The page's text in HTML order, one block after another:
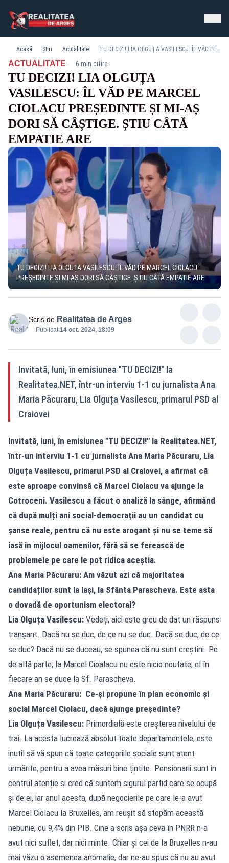
Acasă Știri Actualitate TU DECIZI! LIA OLGUȚA VASILESCU: ÎL VĂD PE MARCEL CIOLACU PREȘEDINTE ȘI MI-AȘ DORI SĂ CÂȘTIGE. ȘTIU CÂTĂ EMPATIE ARE
ACTUALITATE· 6 min citire
TU DECIZI! LIA OLGUȚA
VASILESCU: ÎL VĂD PE MARCEL
CIOLACU PREȘEDINTE ȘI MI-AȘ
DORI SĂ CÂȘTIGE. ȘTIU CÂTĂ
EMPATIE ARE
TU DECIZI! LIA OLGUȚA VASILESCU: ÎL VĂD PE MARCEL CIOLACU
PREȘEDINTE ȘI MI-AȘ DORI SĂ CÂȘTIGE. ȘTIU CÂTĂ EMPATIE ARE
Scris de Realitatea de Arges
Publicat:14 oct. 2024, 18:09
Invitată, luni, în emisiunea "TU DECIZI!" la
Realitatea.NET, într-un interviu 1-1 cu jurnalista Ana
Maria Păcuraru, Lia Olguța Vasilescu, primarul PSD al
Craiovei
Invitată, luni, în emisiunea "TU DECIZI!" la Realitatea.NET,
într-un interviu 1-1 cu jurnalista Ana Maria Păcuraru, Lia
Olguța Vasilescu, primarul PSD al Craiovei, a afirmat că
este aproape convinsă că Marcel Ciolacu va ajunge la
Cotroceni. Vasilescu a făcut o analiză la sânge, afirmând
că după mulți ani social-democrații au un candidat cu
șanse reale, pentru că nu este arogant și nu se teme să
iasă în mijlocul oamenilor, fără să se ferească de
problemele pe care le pot ridica aceștia.
Ana Maria Păcuraru: Am văzut azi că majoritatea
candidaților sunt la Iași, la Sfânta Parascheva. Este asta
o dovadă de oportunism electoral?
Lia Olguța Vasilescu: Vedeți, aici este greu de dat un răspuns
tranșant. Dacă nu se duc, de ce nu se duc. Dacă se duc, de ce
se duc? Dacă nu se duceau, se spunea că nu sunt creștini. Pe
de altă parte, la Marcel Cioalacu nu este nicio noutate, el în
fiecare an se duce la Sf. Parascheva.
Ana Maria Păcuraru: Ce-și propune în plan economic și
social Marcel Ciolacu, dacă ajunge președinte?
Lia Olguța Vasilescu: Primordială este creșterea nivelului de
trai. La acesta lucrează absolut toate departamentele, este
inutil să vă spun că toate categoriile sociale sunt atent
urmărite, pentru a avea măsuri bine țintite. Pensionarii sunt in
centrul atenție si cred că suntem sigurul partid care se ocupă
și de ei, iar anul acesta, după negocierile pe care le-a avut
Marcel Ciolacu la Bruxelles, am reușit să stopăm această
nebunie, cu 9,4% din PIB. Cine a scris așa ceva în PNRR n-a
avut nici suflet, dar nici minte. Chiar și cei de la Bruxelles n-au
mai văzu o asemenea anomalie, dar ne-au spus că nu au avut